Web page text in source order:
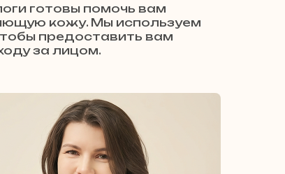
готовы помочь вам
кожу. Мы используем
предоставить вам
за лицом.